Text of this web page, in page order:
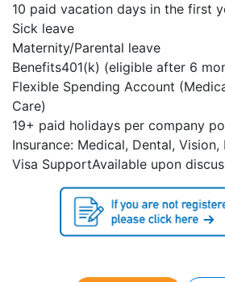
10 paid vacation days in the first
Sick leave
Maternity/Parental leave
Benefits401(k) (eligible after 6
Flexible Spending Account
Care)
19+ paid holidays per company
Insurance: Medical, Dental, Vision,
Visa SupportAvailable upon